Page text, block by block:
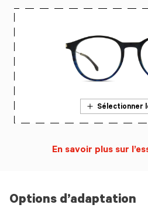
Options d’adaptation
Sélectionner
En savoir plus sur